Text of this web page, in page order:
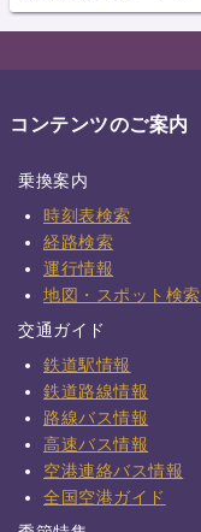
コンテンツのご案内
乗換案内
時刻表検索
経路検索
運行情報
地図・スポット検索
交通ガイド
鉄道駅情報
鉄道路線情報
路線バス情報
高速バス情報
空港連絡バス情報
全国空港ガイド